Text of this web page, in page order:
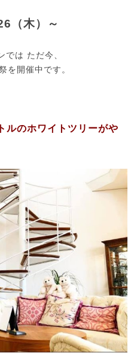
（木）～
では ただ今、
を開催中です。
のホワイトツリーがや